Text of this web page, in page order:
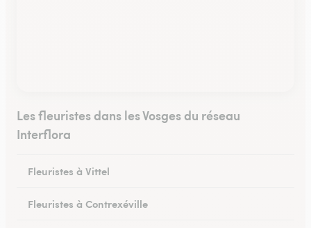
Les fleuristes dans les Vosges du réseau
Interflora
Fleuristes à Vittel
Fleuristes à Contrexéville